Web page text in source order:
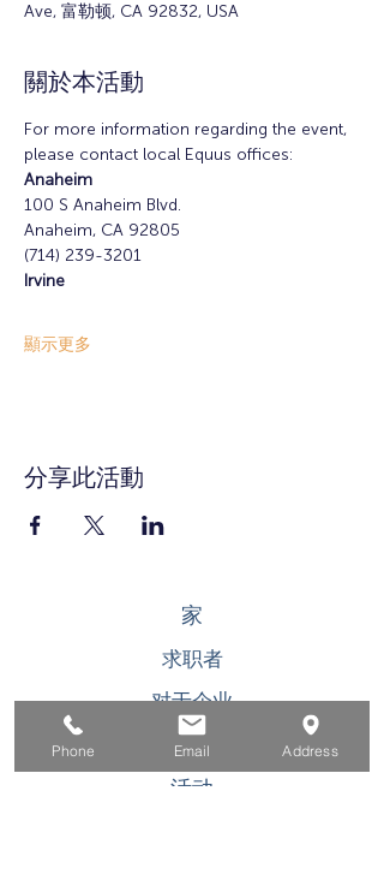
Ave, 富勒顿, CA 92832, USA
關於本活動
For more information regarding the event,
please contact local Equus offices:
Anaheim
100 S Anaheim Blvd.
Anaheim, CA 92805
(714) 239-3201
Irvine
顯示更多
分享此活動
家
求职者
对于企业
为青年
活动
Phone Email Address